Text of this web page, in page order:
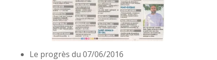
Le progrès du 07/06/2016